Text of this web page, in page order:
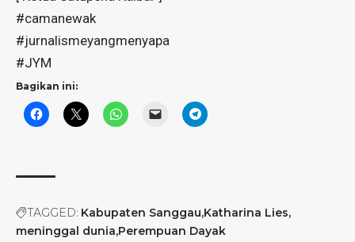
#camanewak
#jurnalismeyangmenyapa
#JYM
Bagikan ini:
TAGGED: Kabupaten Sanggau Katharina Lies
meninggal dunia Perempuan Dayak